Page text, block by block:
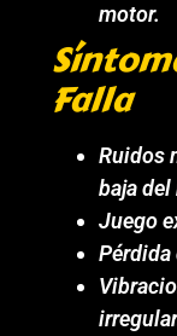
motor.
Falla
Ruidos
baja del
Juego
Pérdida